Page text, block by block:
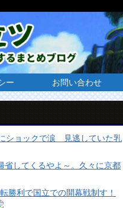
ー お問い合わせ
ショックで涙 見逃していた乳
省してくるやよ～。久々に京都
勝利で国立での開幕戦制す！